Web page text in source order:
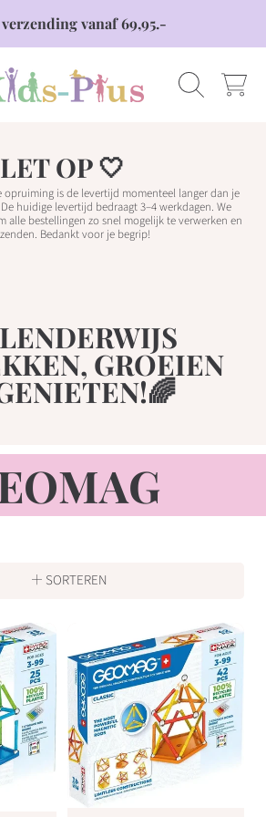
ARTIKEL
vanaf 69,95.-
PLUS
LET OP 🤍
opruiming is de levertijd momenteel langer dan je
huidige levertijd bedraagt 3–4 werkdagen. We
alle bestellingen zo snel mogelijk te verwerken en
Bedankt voor je begrip!
GROEIEN
SORTEREN